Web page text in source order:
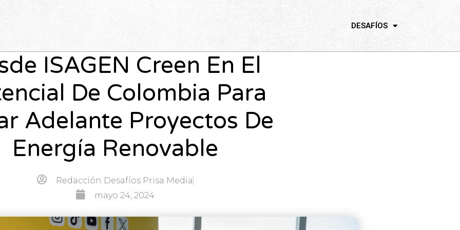
DESAFÍOS
ISAGEN Creen En El
De Colombia Para
Adelante Proyectos De
Energía Renovable
Redacción Desafíos Prisa Media
mayo 24, 2024